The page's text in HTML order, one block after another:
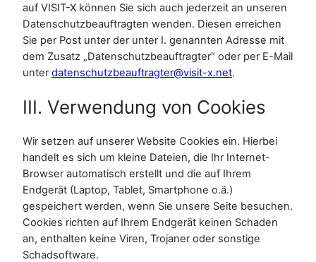
auf VISIT-X können Sie sich auch jederzeit an unseren
Datenschutzbeauftragten wenden. Diesen erreichen
Sie per Post unter der unter I. genannten Adresse mit
dem Zusatz „Datenschutzbeauftragter“ oder per E-Mail
unterdatenschutzbeauftragter@visit-x.net.
III. Verwendung von Cookies
Wir setzen auf unserer Website Cookies ein. Hierbei
handelt es sich um kleine Dateien, die Ihr Internet-
Browser automatisch erstellt und die auf Ihrem
Endgerät (Laptop, Tablet, Smartphone o.ä.)
gespeichert werden, wenn Sie unsere Seite besuchen.
Cookies richten auf Ihrem Endgerät keinen Schaden
an, enthalten keine Viren, Trojaner oder sonstige
Schadsoftware.